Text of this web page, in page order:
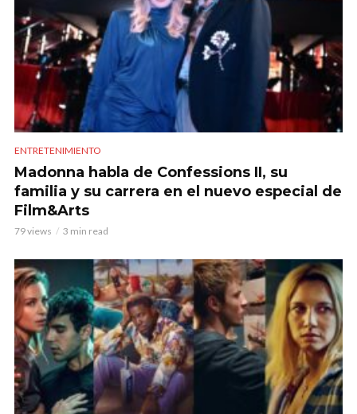
ENTRETENIMIENTO
Madonna habla de Confessions II, su
familia y su carrera en el nuevo especial de
Film&Arts
79 views 3 min read